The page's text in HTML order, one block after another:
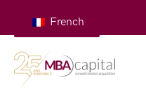
French